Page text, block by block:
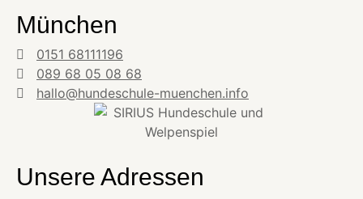
München
0151 68111196
089 68 05 08 68
hallo@hundeschule-muenchen.info
Unsere Adressen